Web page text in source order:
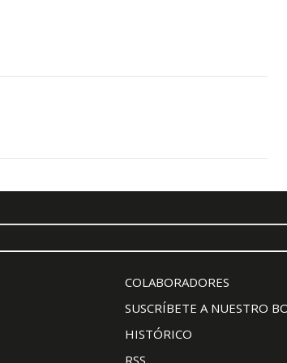
COLABORADORES
SUSCRÍBETE A NUESTRO
HISTÓRICO